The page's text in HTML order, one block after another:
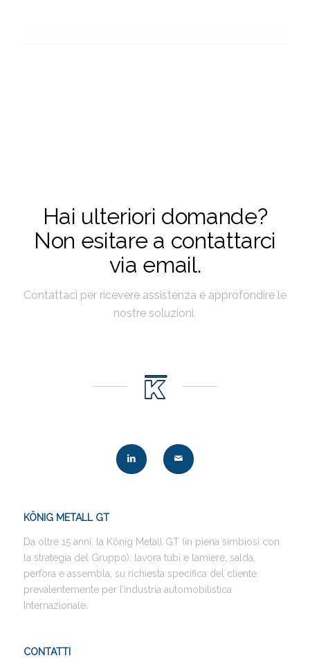
Hai ulteriori domande?
Non esitare a contattarci
via email.
Contattaci per ricevere assistenza e approfondire le
nostre soluzioni.
KÖNIG METALL GT
Da oltre 15 anni, la König Metall GT (in piena simbiosi con
la strategia del Gruppo), lavora tubi e lamiere, salda,
perfora e assembla, su richiesta specifica del cliente,
prevalentemente per l’industria automobilistica
Internazionale.
CONTATTI